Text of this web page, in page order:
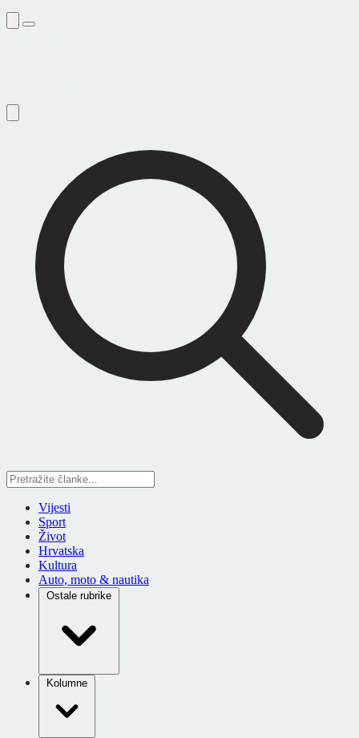
Vijesti
Sport
Život
Hrvatska
Kultura
Auto, moto & nautika
Ostale rubrike
Kolumne